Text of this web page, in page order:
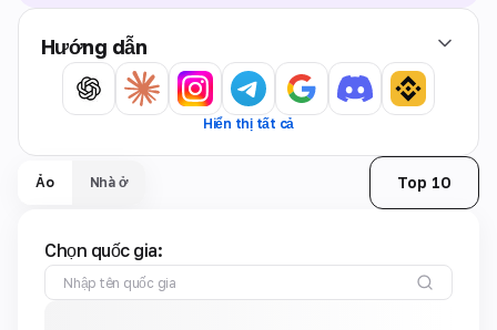
Hướng dẫn
Hiển thị tất cả
Ảo Nhà ở Top 10
Chọn quốc gia: